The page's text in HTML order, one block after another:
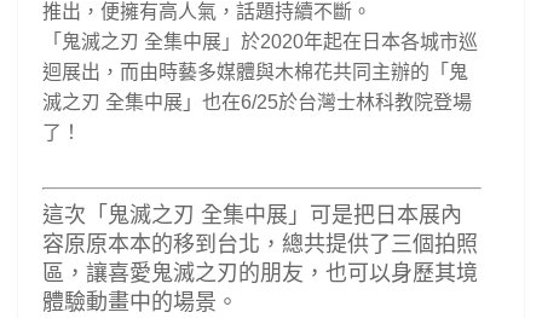
推出，便擁有高人氣，話題持續不斷。
「鬼滅之刃 全集中展」於2020年起在日本各城市巡
迴展出，而由時藝多媒體與木棉花共同主辦的「鬼
滅之刃 全集中展」也在6/25於台灣士林科教院登場
了！
這次「鬼滅之刃 全集中展」可是把日本展內
容原原本本的移到台北 ，總共提供了三個拍照
區，讓喜愛鬼滅之刃的朋友，也可以身歷其境
體驗動畫中的場景。